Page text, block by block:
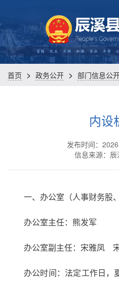
首页 > 政务公开 > 部门信息公
内设
发布时间：
信息来源：
一、办公室（人事财务股
办公室主任：熊发军
办公室副主任：宋雅凤
办公时间：法定工作日，